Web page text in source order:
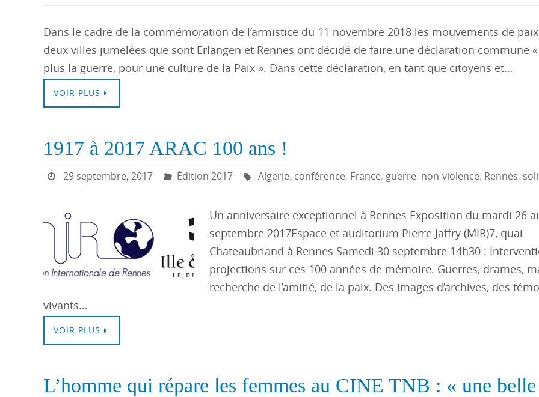
Dans le cadre de la commémoration de l’armistice du 11 novembre 2018 les mouvements de
deux villes jumelées que sont Erlangen et Rennes ont décidé de faire une déclaration commune «
plus la guerre, pour une culture de la Paix ». Dans cette déclaration, en tant que citoyens et…
VOIR PLUS
1917 à 2017 ARAC 100 ans !
29 septembre, 2017 Édition 2017 Algerie, conférence, France, guerre, non-violence, Rennes,
Un anniversaire exceptionnel à Rennes Exposition du mardi 26
septembre 2017Espace et auditorium Pierre Jaffry (MIR)7, quai
Chateaubriand à Rennes Samedi 30 septembre 14h30 :
projections sur ces 100 années de mémoire. Guerres, drames,
recherche de l’amitié, de la paix. Des images d’archives, des
vivants…
VOIR PLUS
L’homme qui répare les femmes au CINE TNB : « une belle